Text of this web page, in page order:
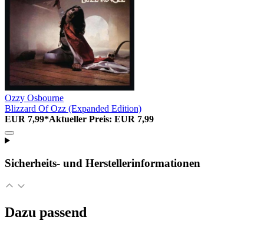
Ozzy Osbourne
Blizzard Of Ozz (Expanded Edition)
EUR 7,99*Aktueller Preis: EUR 7,99
Sicherheits- und Herstellerinformationen
Dazu passend